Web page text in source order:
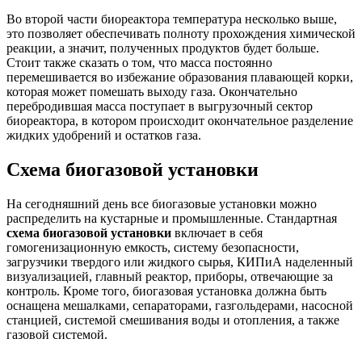
Во второй части биореактора температура несколько выше,
это позволяет обеспечивать полноту прохождения химической
реакции, а значит, полученных продуктов будет больше.
Стоит также сказать о том, что масса постоянно
перемешивается во избежание образования плавающей корки,
которая может помешать выходу газа. Окончательно
перебродившая масса поступает в выгрузочный сектор
биореактора, в котором происходит окончательное разделение
жидких удобрений и остатков газа.
Схема биогазовой установки
На сегодняшний день все биогазовые установки можно
распределить на кустарные и промышленные. Стандартная
схема биогазовой установки включает в себя
гомогенизационную емкость, систему безопасности,
загрузчики твердого или жидкого сырья, КИПиА наделенный
визуализацией, главный реактор, приборы, отвечающие за
контроль. Кроме того, биогазовая установка должна быть
оснащена мешалками, сепараторами, газгольдерами, насосной
станцией, системой смешивания воды и отопления, а также
газовой системой.